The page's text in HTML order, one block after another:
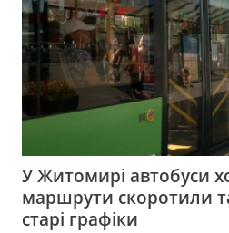
У Житомирі автобуси
маршрути скоротили
старі графіки